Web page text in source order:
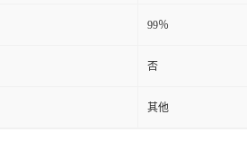
99％
否
其他